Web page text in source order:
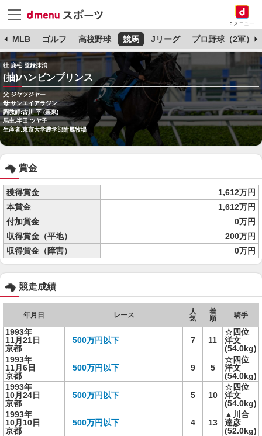
dメニュー
MLB ゴルフ 高校野球 競馬 Jリーグ プロ野球（2軍）
牡 鹿毛 登録抹消
(抽)ハンピンプリンス
父:ジヤツジヤー
母:サンエイアラジン
調教師:古川 平 (栗東)
馬主:半田 ツヤ子
生産者:東京大学農学部附属牧場
賞金
獲得賞金
1,612万円
本賞金
1,612万円
付加賞金
0万円
収得賞金（平地）
200万円
収得賞金（障害）
0万円
競走成績
年月日 レース
人
気
着
順
騎手
1993年
11月21日
京都
500万円以下 7 11
☆四位
洋文
(54.0kg)
1993年
11月6日
京都
500万円以下 9 5
☆四位
洋文
(54.0kg)
1993年
10月24日
京都
500万円以下 5 10
☆四位
洋文
(54.0kg)
1993年
10月10日
京都
500万円以下 4 13
▲川合
達彦
(52.0kg)